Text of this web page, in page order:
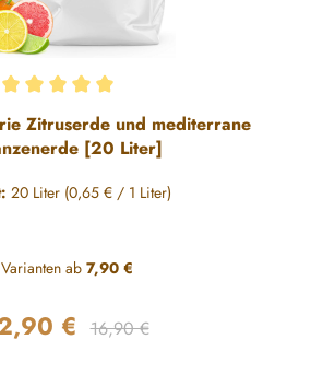
von 5 von 5 Sternen
Zitruserde und mediterrane
[20 Liter]
20 Liter (0,65 € / 1 Liter)
Varianten ab7,90 €
€ Regulärer Preis:
16,90 €